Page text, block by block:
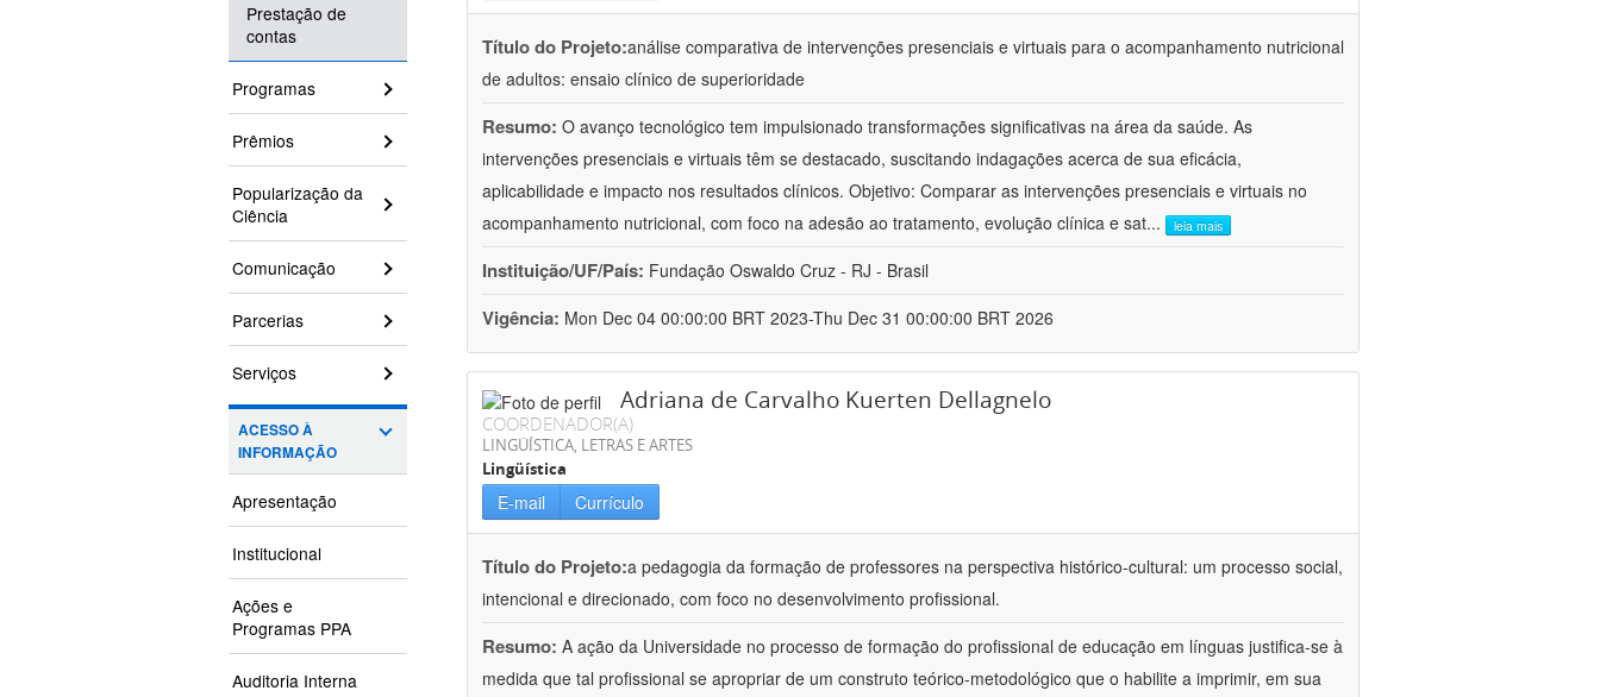
Prestação de
contas
Programas
Prêmios
Popularização da
Ciência
Comunicação
Parcerias
Serviços
ACESSO À
INFORMAÇÃO
Apresentação
Institucional
Ações e
Programas PPA
Auditoria Interna
Título do Projeto:análise comparativa de intervenções presenciais e virtuais para o acompanhamento nutricional
de adultos: ensaio clínico de superioridade
Resumo: O avanço tecnológico tem impulsionado transformações significativas na área da saúde. As
intervenções presenciais e virtuais têm se destacado, suscitando indagações acerca de sua eficácia,
aplicabilidade e impacto nos resultados clínicos. Objetivo: Comparar as intervenções presenciais e virtuais no
acompanhamento nutricional, com foco na adesão ao tratamento, evolução clínica e sat... leia mais
Instituição/UF/País: Fundação Oswaldo Cruz - RJ - Brasil
Vigência: Mon Dec 04 00:00:00 BRT 2023-Thu Dec 31 00:00:00 BRT 2026
Adriana de Carvalho Kuerten Dellagnelo
COORDENADOR(A)
LINGÜÍSTICA, LETRAS E ARTES
Lingüística
E-mail Currículo
Título do Projeto:a pedagogia da formação de professores na perspectiva histórico-cultural: um processo social,
intencional e direcionado, com foco no desenvolvimento profissional.
Resumo: A ação da Universidade no processo de formação do profissional de educação em línguas justifica-se à
medida que tal profissional se apropriar de um construto teórico-metodológico que o habilite a imprimir, em sua